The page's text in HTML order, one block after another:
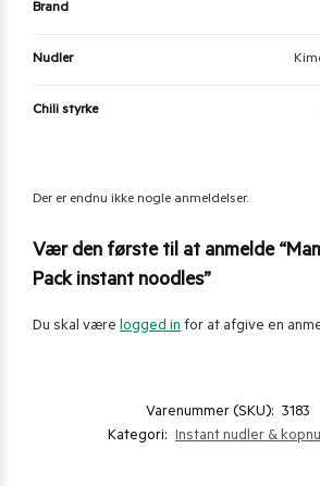
Brand
Nudler
Chili styrke
Der er endnu ikke nogle anmeldelser.
Vær den første til at anmelde
Pack instant noodles”
Du skal være logged in for at afgive en
Varenummer (SKU): 3183
Kategori: Instant nudler &